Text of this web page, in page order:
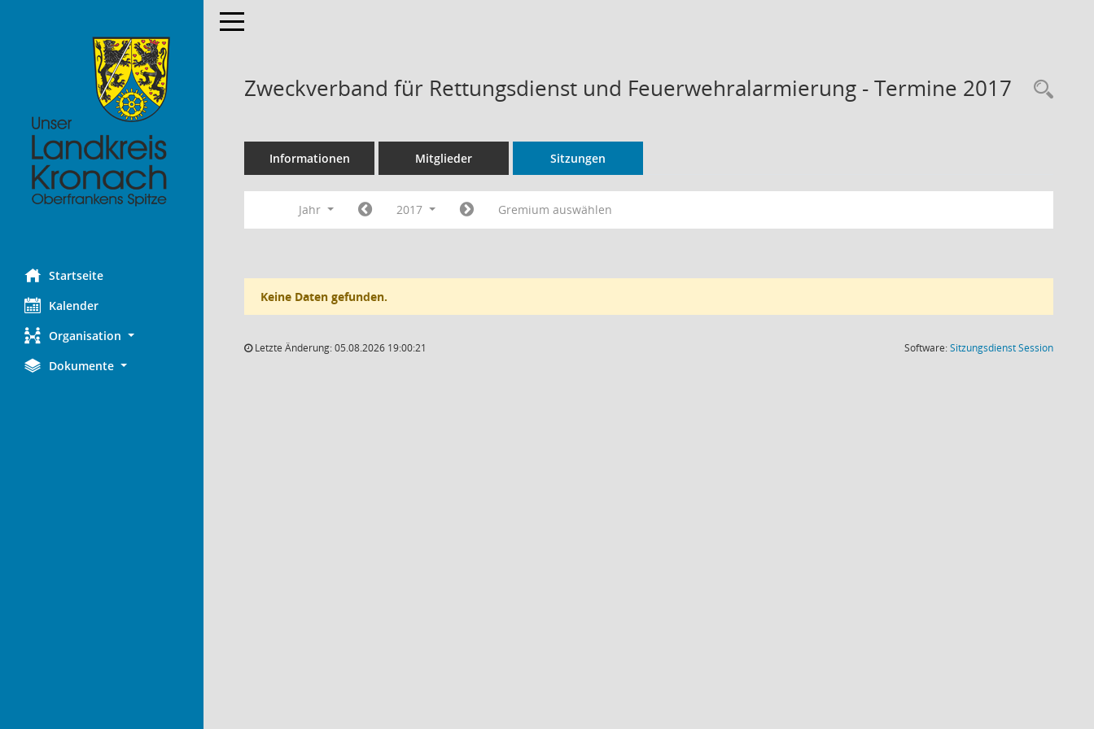
Startseite
Kalender
Organisation
Dokumente
Toggle navigation
Zweckverband für Rettungsdienst und Feuerwehralarmierung - Termine 2017
Informationen Mitglieder Sitzungen
Jahr 2017 Gremium auswählen
Keine Daten gefunden.
Letzte Änderung: 05.08.2026 19:00:21 Software:SitzungsdienstSession(Wird in